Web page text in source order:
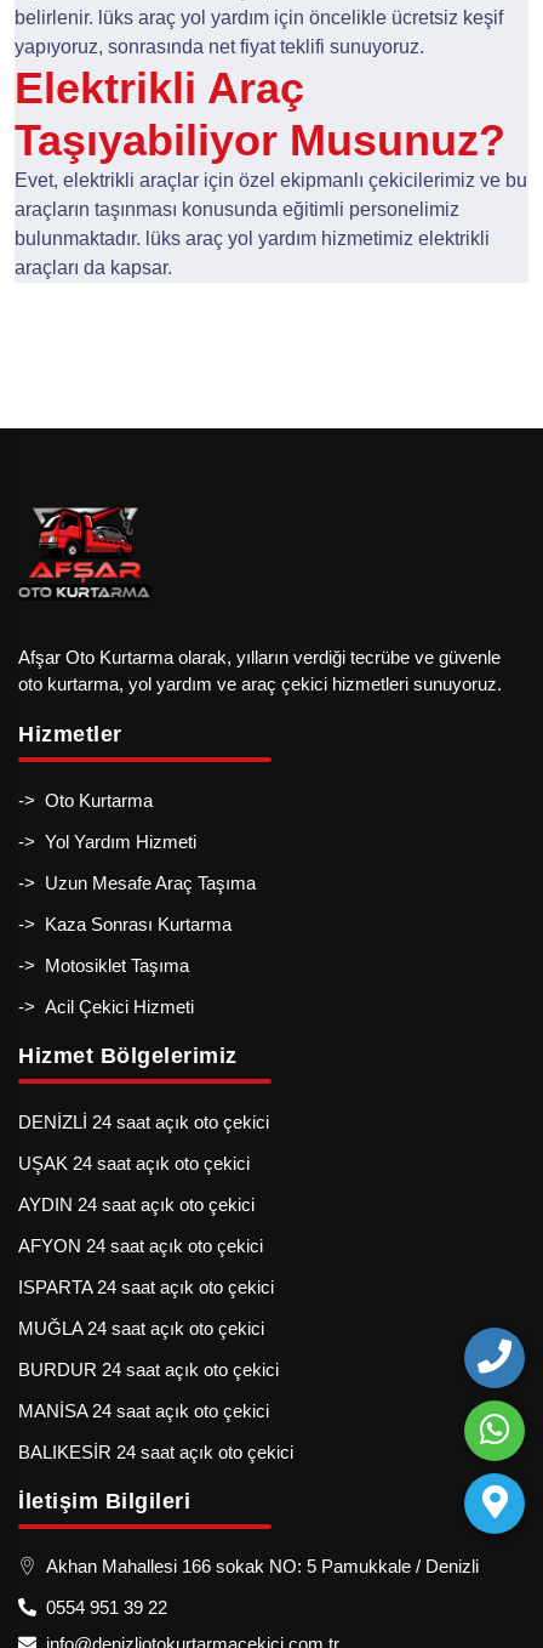
belirlenir. lüks araç yol yardım için öncelikle ücretsiz keşif
yapıyoruz, sonrasında net fiyat teklifi sunuyoruz.
Elektrikli Araç
Taşıyabiliyor Musunuz?
Evet, elektrikli araçlar için özel ekipmanlı çekicilerimiz ve bu
araçların taşınması konusunda eğitimli personelimiz
bulunmaktadır. lüks araç yol yardım hizmetimiz elektrikli
araçları da kapsar.
Afşar Oto Kurtarma olarak, yılların verdiği tecrübe ve güvenle
oto kurtarma, yol yardım ve araç çekici hizmetleri sunuyoruz.
Hizmetler
-> Oto Kurtarma
-> Yol Yardım Hizmeti
-> Uzun Mesafe Araç Taşıma
-> Kaza Sonrası Kurtarma
-> Motosiklet Taşıma
-> Acil Çekici Hizmeti
Hizmet Bölgelerimiz
DENİZLİ 24 saat açık oto çekici
UŞAK 24 saat açık oto çekici
AYDIN 24 saat açık oto çekici
AFYON 24 saat açık oto çekici
ISPARTA 24 saat açık oto çekici
MUĞLA 24 saat açık oto çekici
BURDUR 24 saat açık oto çekici
MANİSA 24 saat açık oto çekici
BALIKESİR 24 saat açık oto çekici
İletişim Bilgileri
Akhan Mahallesi 166 sokak NO: 5 Pamukkale / Denizli
0554 951 39 22
info@denizliotokurtarmacekici.com.tr